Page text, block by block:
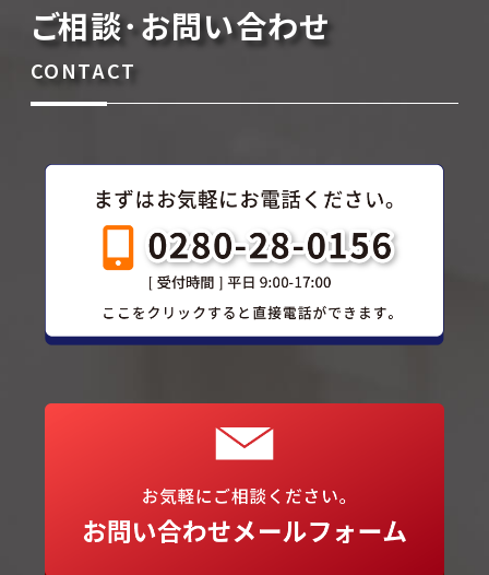
ご相談･お問い合わせ
CONTACT